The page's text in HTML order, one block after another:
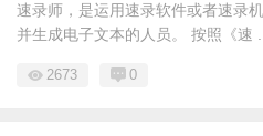
速录师，是运用速录软件或者速录
并生成电子文本的人员。 按照《速 ...
2673 0